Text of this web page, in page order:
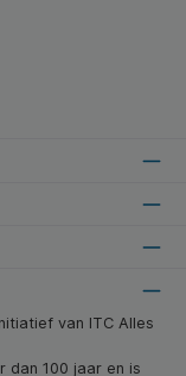
van ITC Alles
dan 100 jaar en is